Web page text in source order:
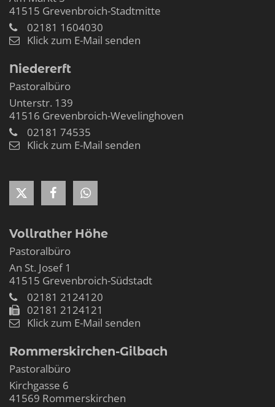
41515 Grevenbroich-Stadtmitte
02181 1604030
Klick zum E-Mail senden
Niedererft
Pastoralbüro
Unterstr. 139
41516 Grevenbroich-Wevelinghoven
02181 74535
Klick zum E-Mail senden
Vollrather Höhe
Pastoralbüro
An St. Josef 1
41515 Grevenbroich-Südstadt
02181 2124120
02181 2124121
Klick zum E-Mail senden
Rommerskirchen-Gilbach
Pastoralbüro
Kirchgasse 6
41569 Rommerskirchen